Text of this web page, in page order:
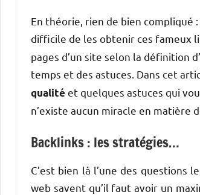
En théorie, rien de bien compliqué
difficile de les obtenir ces fameux
pages d’un site selon la définition
temps et des astuces. Dans cet
qualitéet quelques astuces qui
n’existe aucun miracle en matière
Backlinks : les stratégies…
C’est bien là l’une des questions
web savent qu’il faut avoir un